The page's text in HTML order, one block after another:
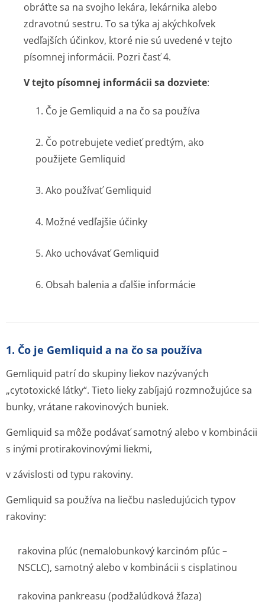
obráťte sa na svojho lekára, lekárnika alebo
zdravotnú sestru. To sa týka aj akýchkoľvek
vedľajších účinkov, ktoré nie sú uvedené v tejto
písomnej informácii. Pozri časť 4.
V tejto písomnej informácii sa dozviete:
1. Čo je Gemliquid a na čo sa používa
2. Čo potrebujete vedieť predtým, ako
použijete Gemliquid
3. Ako používať Gemliquid
4. Možné vedľajšie účinky
5. Ako uchovávať Gemliquid
6. Obsah balenia a ďalšie informácie
1. Čo je Gemliquid a na čo sa používa
Gemliquid patrí do skupiny liekov nazývaných
„cytotoxické látky“. Tieto lieky zabíjajú rozmnožujúce sa
bunky, vrátane rakovinových buniek.
Gemliquid sa môže podávať samotný alebo v kombinácii
s inými protirakovinovými liekmi,
v závislosti od typu rakoviny.
Gemliquid sa používa na liečbu nasledujúcich typov
rakoviny:
rakovina pľúc (nemalobunkový karcinóm pľúc –
NSCLC), samotný alebo v kombinácii s cisplatinou
rakovina pankreasu (podžalúdková žľaza)